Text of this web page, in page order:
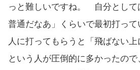
っと難しいですね。 自分として
普通だなあ」くらいで最初打っ
人に打ってもらうと「飛ばない上
という人が圧倒的に多かったの